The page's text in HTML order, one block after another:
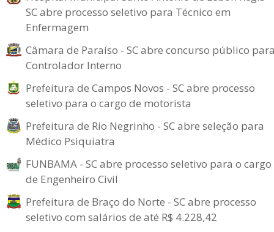
SC abre processo seletivo para Técnico em
Enfermagem
Câmara de Paraíso - SC abre concurso público
Controlador Interno
Prefeitura de Campos Novos - SC abre processo
seletivo para o cargo de motorista
Prefeitura de Rio Negrinho - SC abre seleção para
Médico Psiquiatra
FUNBAMA - SC abre processo seletivo para o cargo
de Engenheiro Civil
Prefeitura de Braço do Norte - SC abre processo
seletivo com salários de até R$ 4.228,42